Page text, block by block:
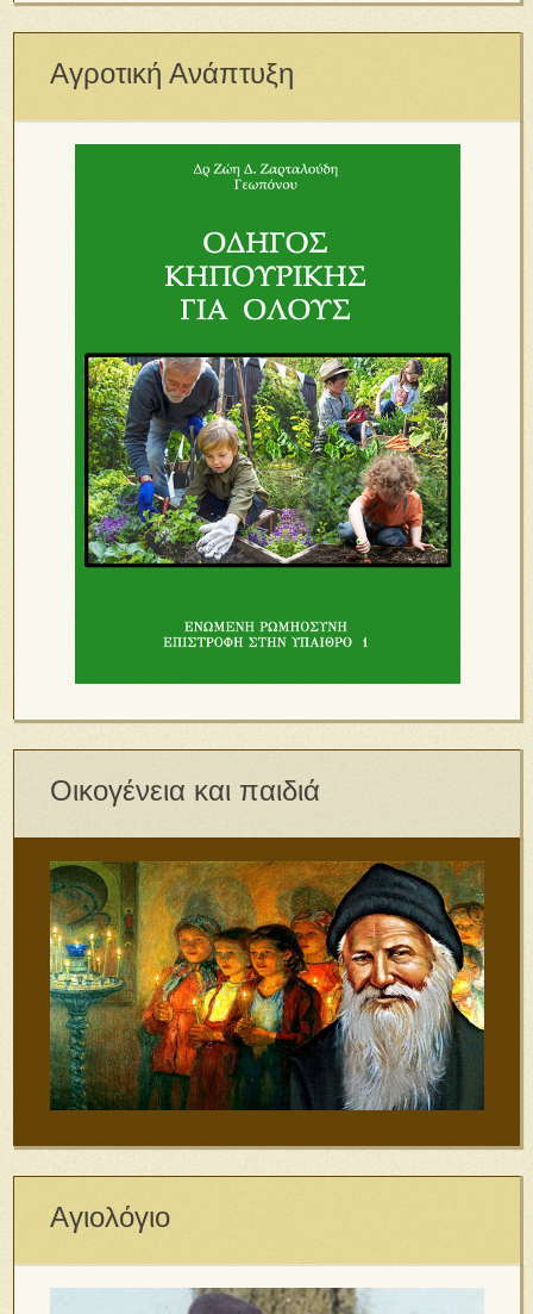
Αγροτική Ανάπτυξη
Οικογένεια και παιδιά
Αγιολόγιο